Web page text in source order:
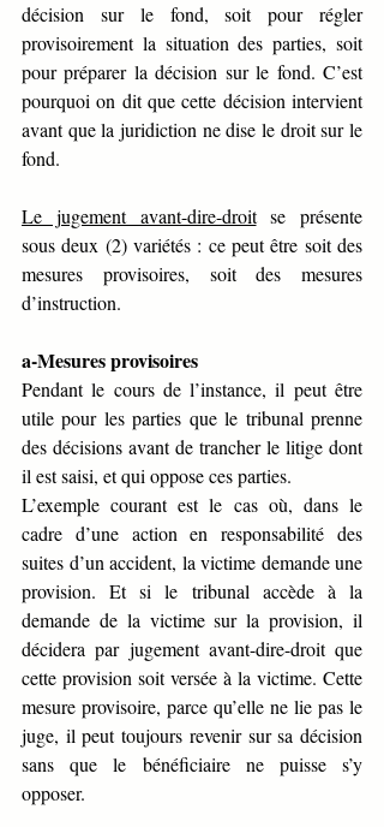
décision sur le fond, soit pour régler
provisoirement la situation des parties, soit
pour préparer la décision sur le fond. C’est
pourquoi on dit que cette décision intervient
avant que la juridiction ne dise le droit sur le
fond.
Le jugement avant-dire-droit se présente
sous deux (2) variétés : ce peut être soit des
mesures provisoires, soit des mesures
d’instruction.
a-Mesures provisoires
Pendant le cours de l’instance, il peut être
utile pour les parties que le tribunal prenne
des décisions avant de trancher le litige dont
il est saisi, et qui oppose ces parties.
L’exemple courant est le cas où, dans le
cadre d’une action en responsabilité des
suites d’un accident, la victime demande une
provision. Et si le tribunal accède à la
demande de la victime sur la provision, il
décidera par jugement avant-dire-droit que
cette provision soit versée à la victime. Cette
mesure provisoire, parce qu’elle ne lie pas le
juge, il peut toujours revenir sur sa décision
sans que le bénéficiaire ne puisse s’y
opposer.